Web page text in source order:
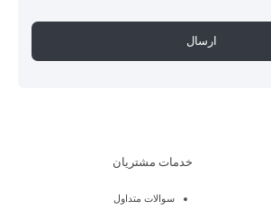
خدمات مشتریان
سوالات متداول